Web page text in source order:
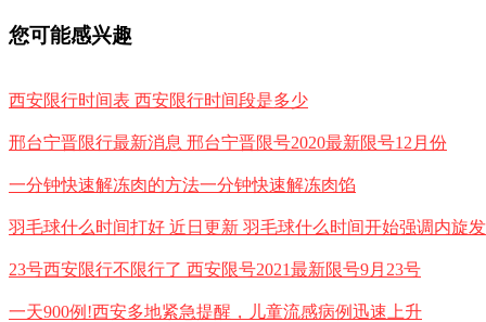
您可能感兴趣
西安限行时间表 西安限行时间段是多少
邢台宁晋限行最新消息 邢台宁晋限号2020最新限号12月份
一分钟快速解冻肉的方法一分钟快速解冻肉馅
羽毛球什么时间打好 近日更新 羽毛球什么时间开始强调内旋
23号西安限行不限行了 西安限号2021最新限号9月23号
一天900例!西安多地紧急提醒，儿童流感病例迅速上升